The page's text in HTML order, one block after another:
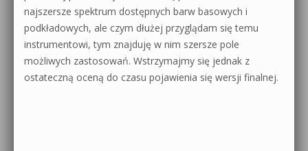
Wyszukiwanie
najszersze spektrum dostępnych barw basowych i
podkładowych, ale czym dłużej przyglądam się temu
instrumentowi, tym znajduję w nim szersze pole
możliwych zastosowań. Wstrzymajmy się jednak z
ostateczną oceną do czasu pojawienia się wersji finalnej.